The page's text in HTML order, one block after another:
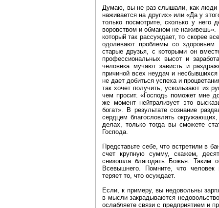
Думаю, вы не раз слышали, как люди
наживается на других» или «Да у
только посмотрите, сколько у него
воровством и обманом не наживешь».
который так рассуждает, то скорее
одолевают проблемы со
старые друзья, с которыми он
профессиональных высот и
человека мучают зависть и
причиной всех неудач и
не дает добиться успеха и
так хочет получить, ускользают из
чем просит. «Господь поможет мне
же момент нейтрализует это
богат». В результате сознание
сердцем благословлять
делах, только тогда вы сможете
Господа.
Представьте себе, что встретили в
счет крупную сумму, скажем,
снизошла благодать Божья. Таким
Всевышнего. Помните, что человек
теряет то, что осуждает.
Если, к примеру, вы недовольны
в мысли закрадываются
ослабляете связи с предприятием и